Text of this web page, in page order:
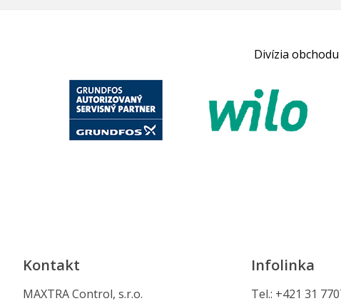
Divízia
Kontakt
MAXTRA Control, s.r.o.
Infolinka
Tel.: +421 31